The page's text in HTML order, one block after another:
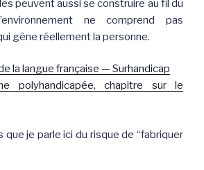
peuvent aussi se construire au fil du
ne comprend pas
gêne réellement la personne.
la langue française — Surhandicap
polyhandicapée, chapitre sur le
que je parle ici du risque de “fabriquer